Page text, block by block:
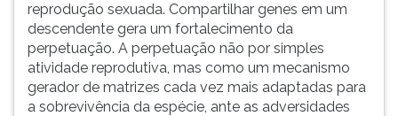
reprodução sexuada. Compartilhar genes em um
descendente gera um fortalecimento da
perpetuação. A perpetuação não por simples
atividade reprodutiva, mas como um mecanismo
gerador de matrizes cada vez mais adaptadas para
a sobrevivência da espécie, ante as adversidades